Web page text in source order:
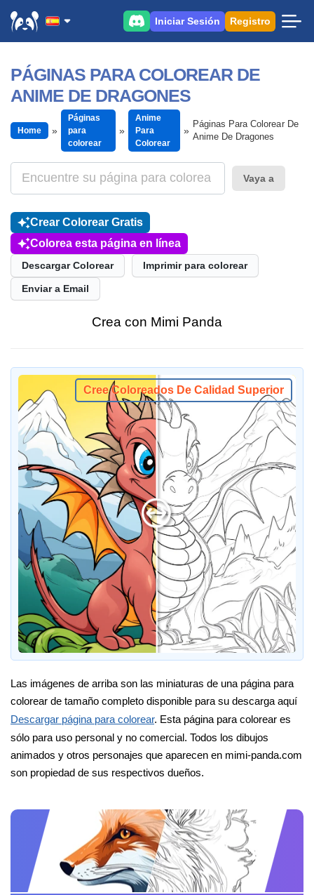
Iniciar Sesión Registro
PÁGINAS PARA COLOREAR DE
ANIME DE DRAGONES
Home
Páginas
para
colorear
Anime
Para
Colorear
Páginas Para Colorear De
Anime De Dragones
Vaya a
Crear Colorear Gratis
Colorea esta página en línea
Descargar Colorear Imprimir para colorear
Enviar a Email
Crea con Mimi Panda
Cree Coloreados De Calidad Superior
Las imágenes de arriba son las miniaturas de una página para
colorear de tamaño completo disponible para su descarga aquí
Descargar página para colorear. Esta página para colorear es
sólo para uso personal y no comercial. Todos los dibujos
animados y otros personajes que aparecen en mimi-panda.com
son propiedad de sus respectivos dueños.